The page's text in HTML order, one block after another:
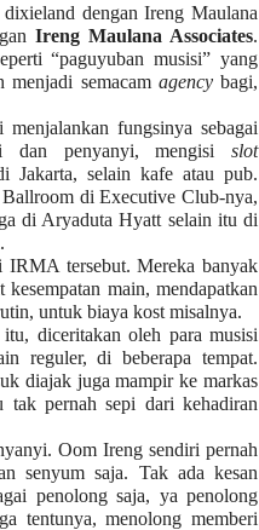
dengan Ireng Maulana
Ireng Maulana Associates.
“paguyuban musisi” yang
menjadi semacam agencybagi,
fungsinya sebagai
dan penyanyi, mengisi slot
Jakarta, selain kafe atau pub.
di Executive Club-nya,
di Aryaduta Hyatt selain itu di
IRMA tersebut. Mereka banyak
main, mendapatkan
untuk biaya kost misalnya.
diceritakan oleh para musisi
reguler, di beberapa tempat.
diajak juga mampir ke markas
pernah sepi dari kehadiran
Oom Ireng sendiri pernah
senyum saja. Tak ada kesan
penolong saja, ya penolong
tentunya, menolong memberi